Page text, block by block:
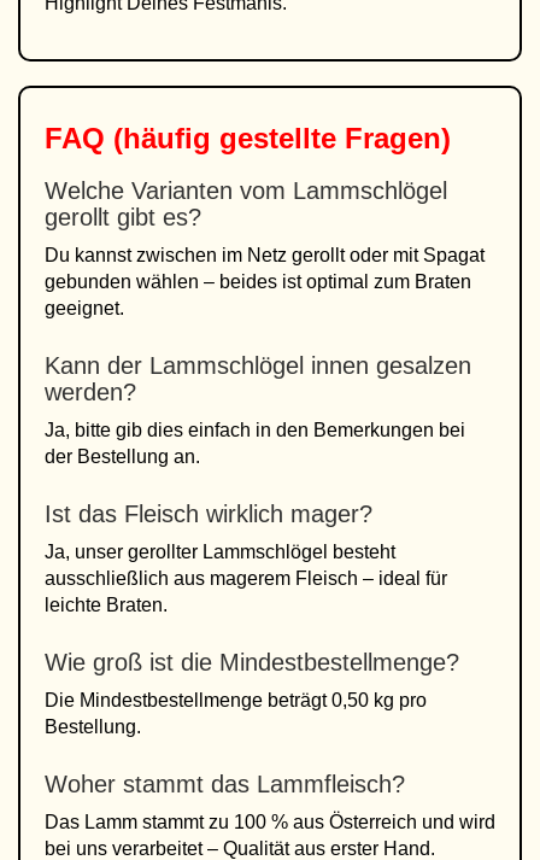
FAQ (häufig gestellte Fragen)
Welche Varianten vom Lammschlögel
gerollt gibt es?
Du kannst zwischen im Netz gerollt oder mit Spagat
gebunden wählen – beides ist optimal zum Braten
geeignet.
Kann der Lammschlögel innen gesalzen
werden?
Ja, bitte gib dies einfach in den Bemerkungen bei
der Bestellung an.
Ist das Fleisch wirklich mager?
Ja, unser gerollter Lammschlögel besteht
ausschließlich aus magerem Fleisch – ideal für
leichte Braten.
Wie groß ist die Mindestbestellmenge?
Die Mindestbestellmenge beträgt 0,50 kg pro
Bestellung.
Woher stammt das Lammfleisch?
Das Lamm stammt zu 100 % aus Österreich und wird
bei uns verarbeitet – Qualität aus erster Hand.